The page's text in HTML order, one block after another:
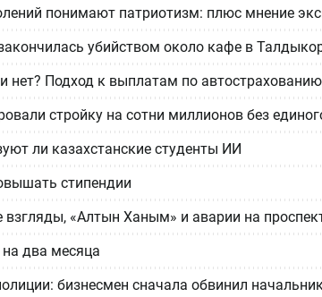
понимают патриотизм: плюс мнение
убийством около кафе в
нет? Подход к выплатам по
стройку на сотни миллионов без
ли казахстанские студенты ИИ
стипендии
«Алтын Ханым» и аварии на
два месяца
бизнесмен сначала обвинил